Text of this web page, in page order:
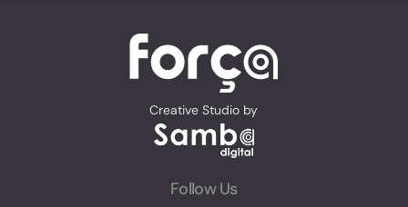
Creative Studio by
Follow Us